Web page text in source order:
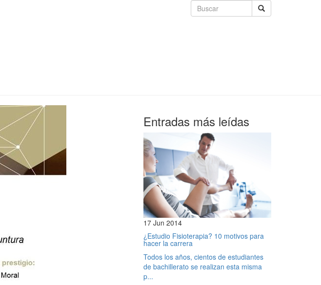
Entradas más leídas
17 Jun 2014
¿Estudio Fisioterapia? 10 motivos para
hacer la carrera
Todos los años, cientos de estudiantes
de bachillerato se realizan esta misma
p...